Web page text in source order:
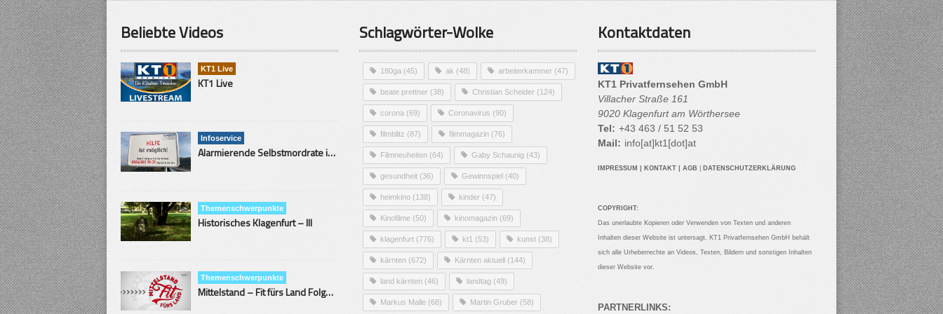
Beliebte Videos
KT1 Live
KT1 Live
Infoservice
Alarmierende Selbstmordrate in Kärnten
Themenschwerpunkte
Historisches Klagenfurt – III
Themenschwerpunkte
Mittelstand – Fit fürs Land Folge 9- Konditor
Schlagwörter-Wolke
180ga (45) ak (48) arbeiterkammer (47)
beate prettner (38) Christian Scheider (124)
corona (69) Coronavirus (90)
filmblitz (87) filmmagazin (76)
Filmneuheiten (64) Gaby Schaunig (43)
gesundheit (36) Gewinnspiel (40)
heimkino (138) kinder (47)
Kinofilme (50) kinomagazin (69)
klagenfurt (776) kt1 (53) kunst (38)
kärnten (672) Kärnten aktuell (144)
land kärnten (46) landtag (49)
Markus Malle (68) Martin Gruber (58)
Kontaktdaten
KT1 Privatfernsehen GmbH
Villacher Straße 161
9020 Klagenfurt am Wörthersee
Tel: +43 463 / 51 52 53
Mail: info[at]kt1[dot]at
IMPRESSUM KONTAKT AGB DATENSCHUTZERKLÄRUNG
COPYRIGHT:
Das unerlaubte Kopieren oder Verwenden von Texten und anderen
Inhalten dieser Website ist untersagt. KT1 Privatfernsehen GmbH behält
sich alle Urheberrechte an Videos, Texten, Bildern und sonstigen Inhalten
dieser Website vor.
PARTNERLINKS: